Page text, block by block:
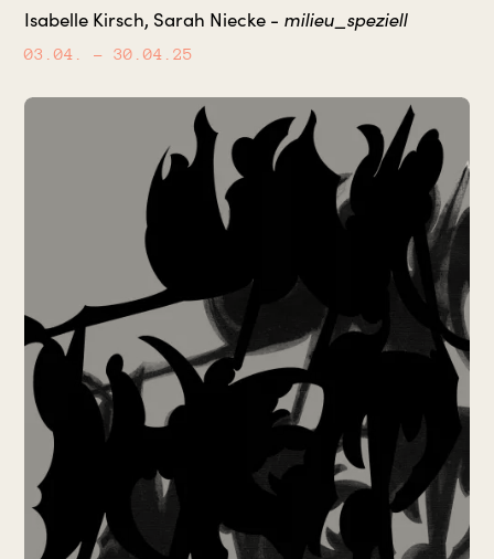
Isabelle Kirsch, Sarah Niecke - milieu_speziell
03.04. – 30.04.25